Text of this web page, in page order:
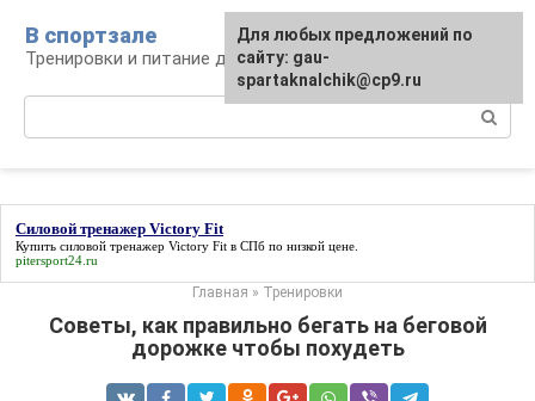
контенту
В спортзале
Тренировки и питание для здоровья
Силовой тренажер Victory Fit
Купить силовой тренажер Victory Fit в СПб по низкой цене.
pitersport24.ru
Главная » Тренировки
Советы, как правильно бегать на беговой
дорожке чтобы похудеть
Для любых предложений по
сайту: gau-
spartaknalchik@cp9.ru